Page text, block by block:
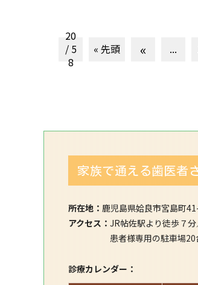
20
/ 5
8
« 先頭 « ...
家族で通える歯医者
所在地： 鹿児島県姶良市宮島町
アクセス： JR帖佐駅より徒歩７
患者様専用の駐車場
診療カレンダー：